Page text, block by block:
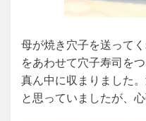
母が焼き穴子を送って
をあわせて穴子寿司を
真ん中に収まりました
と思っていましたが、